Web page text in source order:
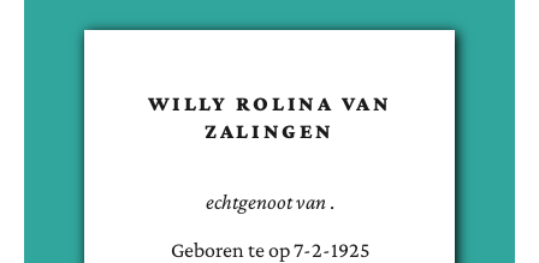
WILLY ROLINA VAN
ZALINGEN
echtgenoot van .
Geboren teop7-2-1925